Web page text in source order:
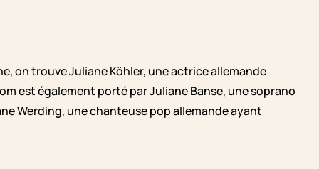
on trouve Juliane Köhler, une actrice allemande
est également porté par Juliane Banse, une soprano
Werding, une chanteuse pop allemande ayant